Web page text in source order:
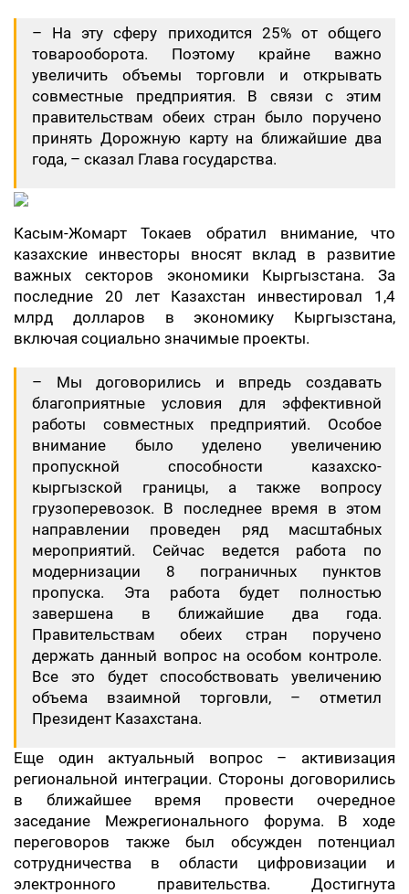
– На эту сферу приходится 25% от общего
товарооборота. Поэтому крайне важно
увеличить объемы торговли и открывать
совместные предприятия. В связи с этим
правительствам обеих стран было поручено
принять Дорожную карту на ближайшие два
года, – сказал Глава государства.
Касым-Жомарт Токаев обратил внимание, что
казахские инвесторы вносят вклад в развитие
важных секторов экономики Кыргызстана. За
последние 20 лет Казахстан инвестировал 1,4
млрд долларов в экономику Кыргызстана,
включая социально значимые проекты.
– Мы договорились и впредь создавать
благоприятные условия для эффективной
работы совместных предприятий. Особое
внимание было уделено увеличению
пропускной способности казахско-
кыргызской границы, а также вопросу
грузоперевозок. В последнее время в этом
направлении проведен ряд масштабных
мероприятий. Сейчас ведется работа по
модернизации 8 пограничных пунктов
пропуска. Эта работа будет полностью
завершена в ближайшие два года.
Правительствам обеих стран поручено
держать данный вопрос на особом контроле.
Все это будет способствовать увеличению
объема взаимной торговли, – отметил
Президент Казахстана.
Еще один актуальный вопрос – активизация
региональной интеграции. Стороны договорились
в ближайшее время провести очередное
заседание Межрегионального форума. В ходе
переговоров также был обсужден потенциал
сотрудничества в области цифровизации и
электронного правительства. Достигнута